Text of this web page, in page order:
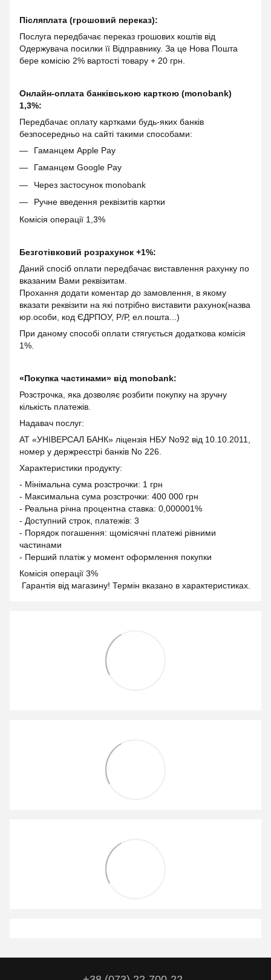
Післяплата (грошовий переказ):
Послуга передбачає переказ грошових коштів від
Одержувача посилки її Відправнику. За це Нова Пошта
бере комісію 2% вартості товару + 20 грн.
Онлайн-оплата банківською карткою (monobank)
1,3%:
Передбачає оплату картками будь-яких банків
безпосередньо на сайті такими способами:
Гаманцем Apple Pay
Гаманцем Google Pay
Через застосунок monobank
Ручне введення реквізитів картки
Комісія операції 1,3%
Безготівковий розрахунок +1%:
Даний спосіб оплати передбачає виставлення рахунку по
вказаним Вами реквізитам.
Прохання додати коментар до замовлення, в якому
вказати реквізити на які потрібно виставити рахунок(назва
юр.особи, код ЄДРПОУ, Р/Р, ел.пошта...)
При даному способі оплати стягується додаткова комісія
1%.
«Покупка частинами» від monobank:
Розстрочка, яка дозволяє розбити покупку на зручну
кількість платежів.
Надавач послуг:
АТ «УНІВЕРСАЛ БАНК» ліцензія НБУ No92 від 10.10.2011,
номер у держреєстрі банків No 226.
Характеристики продукту:
- Мінімальна сума розстрочки: 1 грн
- Максимальна сума розстрочки: 400 000 грн
- Реальна річна процентна ставка: 0,000001%
- Доступний строк, платежів: 3
- Порядок погашення: щомісячні платежі рівними
частинами
- Перший платіж у момент оформлення покупки
Комісія операції 3%
Гарантія від магазину! Термін вказано в характеристиках.